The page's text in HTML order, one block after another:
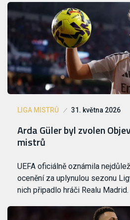
LIGA MISTRŮ 31. května 2026
Arda Güler byl zvolen
mistrů
UEFA oficiálně oznámila
ocenění za uplynulou sezonu
nich připadlo hráči Realu